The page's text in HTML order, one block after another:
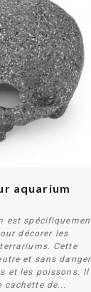
aquarium
est
décorer les
Cette
et sans danger
et les poissons. Il
cachette de...